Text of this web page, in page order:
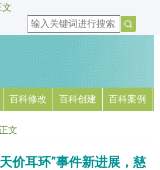
文
百科修改 百科创建 百科案例
正文
价耳环”事件新进展，慈